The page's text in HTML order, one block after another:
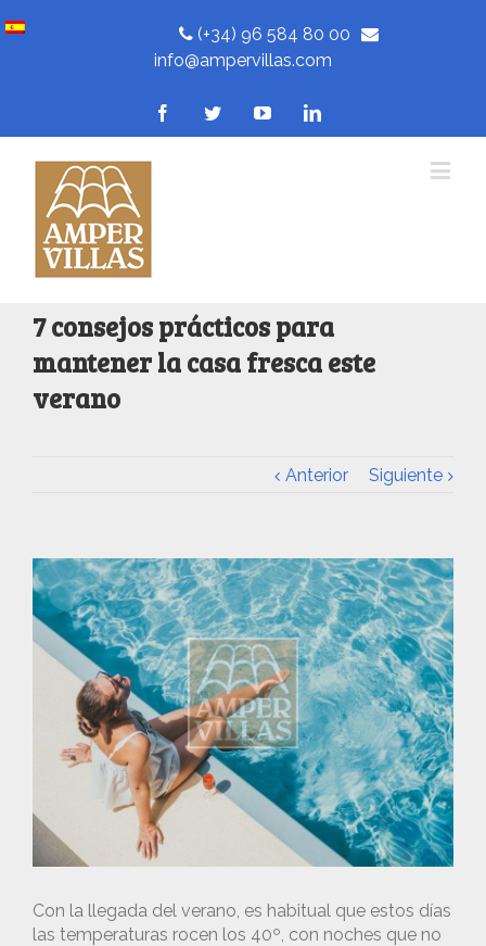
(+34) 96 584 80 00
info@ampervillas.com
7 consejos prácticos para
mantener la casa fresca este
verano
Anterior Siguiente
Con la llegada del verano, es habitual que estos días
las temperaturas rocen los 40º, con noches que no